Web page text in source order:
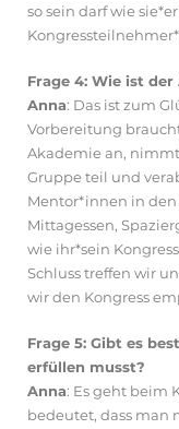
so sein darf wie
Frage 4: Wie ist
Anna: Das ist zum
Vorbereitung
Akademie an,
Gruppe teil und
Mentor*innen in den
Mittagessen,
wie ihr*sein
Schluss treffen wir
wir den Kongress
Frage 5: Gibt es
erfüllen musst?
Anna: Es geht beim
bedeutet, dass man